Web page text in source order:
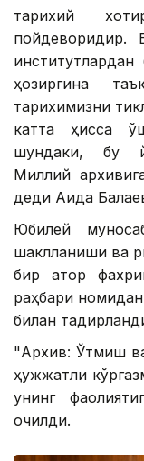
тарихий
пойдеворидир.
ҳозиргина
тарихимизни
катта ҳисса
шундаки, бу
Миллий
деди Аида
Юбилей
шаклланиши ва
бир қатор
раҳбари
билан
"Архив: Ўтмиш
ҳужжатли
унинг
очилди.